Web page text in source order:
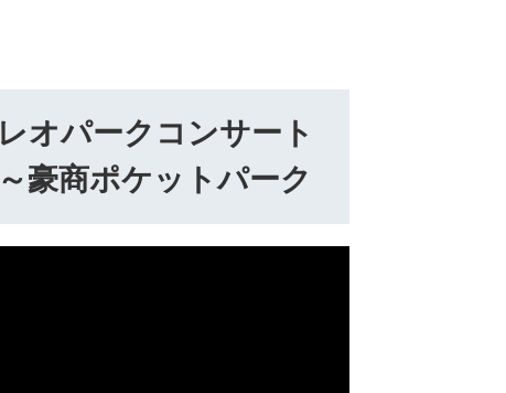
レオパークコンサート
～豪商ポケットパーク